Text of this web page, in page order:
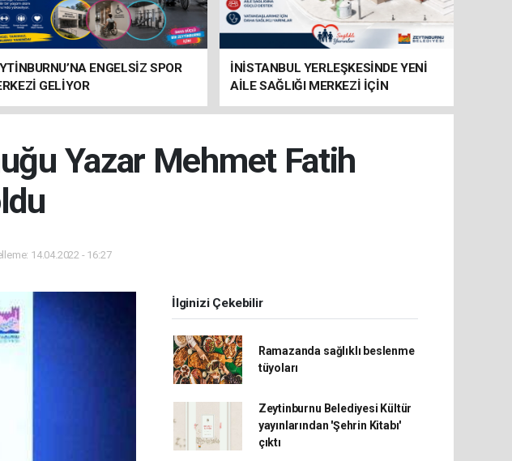
ENGELSİZ SPOR
GELİYOR
İNİSTANBUL YERLEŞKESİNDE YENİ
AİLE SAĞLIĞI MERKEZİ İÇİN
HAZIRLIKLAR SÜRÜYOR
Yazar Mehmet Fatih
14.04.2022 - 16:27
İlginizi Çekebilir
Ramazanda sağlıklı beslenme
tüyoları
Zeytinburnu Belediyesi Kültür
yayınlarından 'Şehrin Kitabı'
çıktı